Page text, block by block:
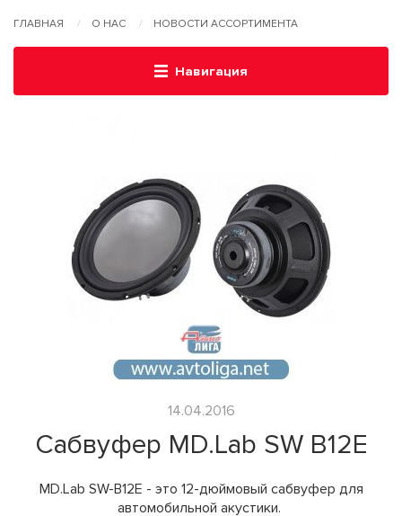
ГЛАВНАЯ О НАС НОВОСТИ АССОРТИМЕНТА
Навигация
14.04.2016
Сабвуфер MD.Lab SW B12E
MD.Lab SW-B12E - это 12-дюймовый сабвуфер для
автомобильной акустики.